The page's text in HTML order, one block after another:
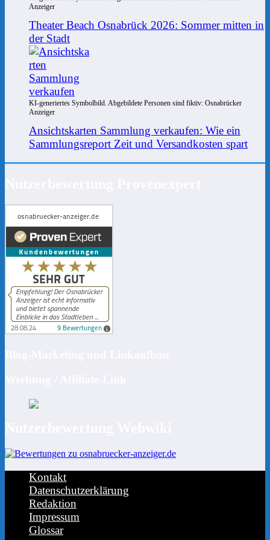
Anzeiger
Theater Beach Osnabrück 2026: Sommer mitten in
der Stadt
KI-generiertes Symbolbild. Abgebildete Personen sind fiktiv: Osnabrücker
Anzeiger
Ansichtskarten Sammlung verkaufen: Wie ein
Sammlungsreport Zeit und Versandkosten spart
Kontakt
Datenschutzerklärung
Redaktion
Impressum
Glossar